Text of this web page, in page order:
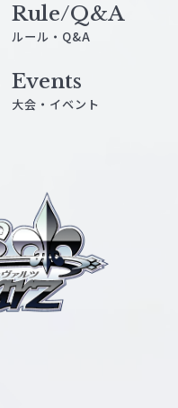
Events
大会・イベント
Rule/Q&A
ルール・Q&A